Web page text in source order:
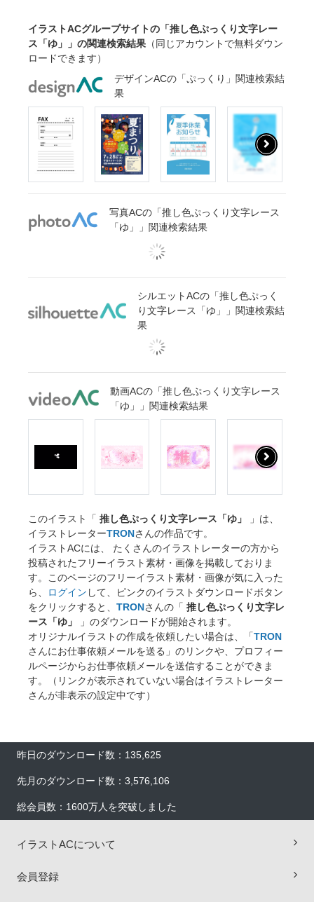
イラストACグループサイトの「推し色ぷっくり文字レー
ス「ゆ」」の関連検索結果 （同じアカウントで無料ダウン
ロードできます）
デザインACの「ぷっくり」関連検索結
果
写真ACの「推し色ぷっくり文字レース
「ゆ」」関連検索結果
シルエットACの「推し色ぷっく
り文字レース「ゆ」」関連検索結
果
動画ACの「推し色ぷっくり文字レース
「ゆ」」関連検索結果
このイラスト「 推し色ぷっくり文字レース「ゆ」
」は、
イラストレーターTRONさんの作品です。
イラストACには、 たくさんのイラストレーターの方から
投稿されたフリーイラスト素材・画像を掲載しておりま
す。このページのフリーイラスト素材・画像が気に入った
ら、
ログイン して、ピンクのイラストダウンロードボタン
をクリックすると、 TRONさんの「 推し色ぷっくり文字レ
ース「ゆ」
」のダウンロードが開始されます。
オリジナルイラストの作成を依頼したい場合は、「TRON
さんにお仕事依頼メールを送る」のリンクや、プロフィー
ルページからお仕事依頼メールを送信することができま
す。（リンクが表示されていない場合はイラストレーター
さんが非表示の設定中です）
昨日のダウンロード数：135,625
先月のダウンロード数：3,576,106
総会員数：1600万人を突破しました
イラストACについて
会員登録